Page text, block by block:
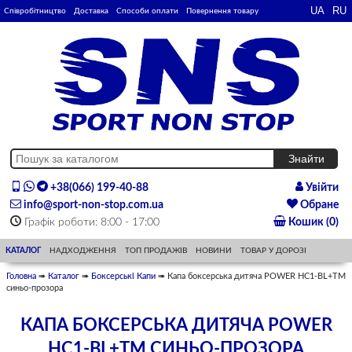
Співробітництво Доставка Способи оплати Повернення товару
+38(066) 199-40-88
info@sport-non-stop.com.ua
Графік роботи: 8:00 - 17:00
Увійти
Обране
Кошик (0)
КАТАЛОГ НАДХОДЖЕННЯ ТОП ПРОДАЖІВ НОВИНИ ТОВАР У ДОРОЗІ
Головна ➠ Каталог ➠ Боксерські Капи ➠ Капа боксерська дитяча POWER HC1-BL+TM
синьо-прозора
КАПА БОКСЕРСЬКА ДИТЯЧА POWER